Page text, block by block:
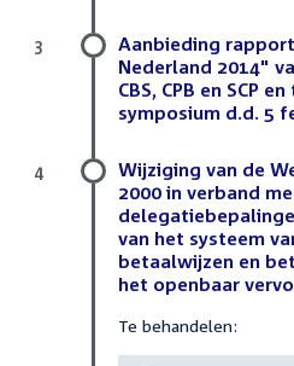
Aanbieding
Nederland 2014"
CBS, CPB en SCP
symposium d.d. 5
3
Wijziging van de
2000 in verband
van het systeem
betaalwijzen en
het openbaar
Te behandelen:
4